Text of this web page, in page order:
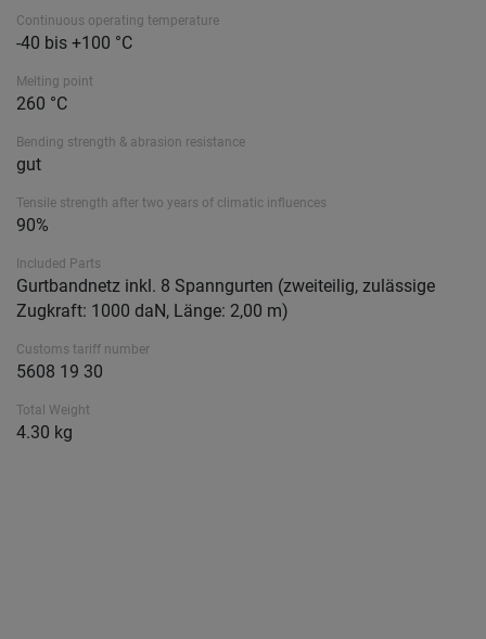
Continuous operating temperature
-40 bis +100 °C
Melting point
260 °C
Bending strength & abrasion resistance
gut
Tensile strength after two years of climatic influences
90%
Included Parts
Gurtbandnetz inkl. 8 Spanngurten (zweiteilig, zulässige
Zugkraft: 1000 daN, Länge: 2,00 m)
Customs tariff number
5608 19 30
Total Weight
4.30 kg